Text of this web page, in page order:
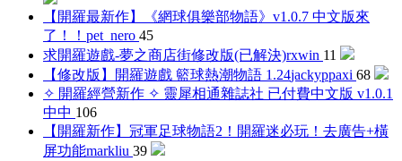
【開羅最新作】《網球俱樂部物語》v1.0.7 中文版來
了！！ pet_nero 45
求開羅遊戲-夢之商店街修改版(已解決)rxwin 11
【修改版】開羅遊戲 籃球熱潮物語 1.24jackyppaxi 68
✧ 開羅經營新作 ✧ 靈犀相通雜誌社 已付費中文版 v1.0.1
中中 106
【開羅新作】冠軍足球物語2！開羅迷必玩！去廣告+橫
屏功能markliu 39